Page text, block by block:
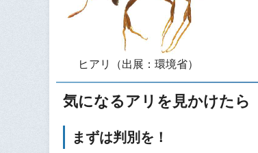
ヒアリ（出展：環境省）
気になるアリを見かけたら
まずは判別を！